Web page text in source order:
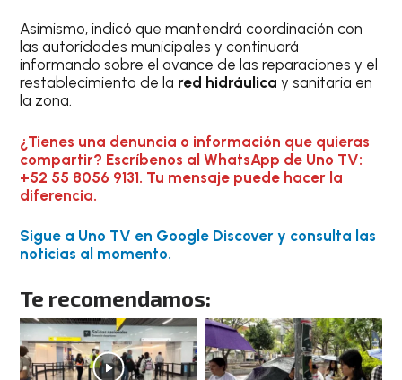
Asimismo, indicó que mantendrá coordinación con
las autoridades municipales y continuará
informando sobre el avance de las reparaciones y el
restablecimiento de la red hidráulica y sanitaria en
la zona.
¿Tienes una denuncia o información que quieras
compartir? Escríbenos al WhatsApp de Uno TV:
+52 55 8056 9131. Tu mensaje puede hacer la
diferencia.
Sigue a Uno TV en Google Discover y consulta las
noticias al momento.
Te recomendamos: